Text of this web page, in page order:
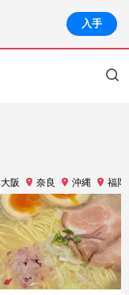
入手
大阪 奈良 沖縄 福岡